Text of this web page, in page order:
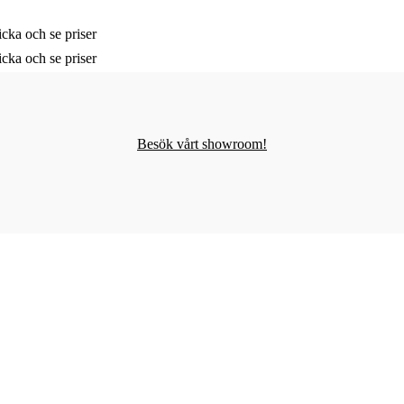
och se priser
och se priser
Besök vårt showroom!